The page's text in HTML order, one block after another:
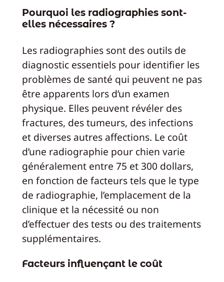
Pourquoi les radiographies sont-
elles nécessaires ?
Les radiographies sont des outils de
diagnostic essentiels pour identifier les
problèmes de santé qui peuvent ne pas
être apparents lors d’un examen
physique. Elles peuvent révéler des
fractures, des tumeurs, des infections
et diverses autres affections. Le coût
d’une radiographie pour chien varie
généralement entre 75 et 300 dollars,
en fonction de facteurs tels que le type
de radiographie, l’emplacement de la
clinique et la nécessité ou non
d’effectuer des tests ou des traitements
supplémentaires.
Facteurs influençant le coût